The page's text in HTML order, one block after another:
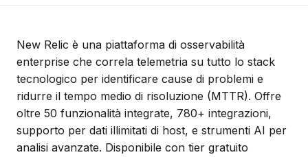
New Relic è una piattaforma di osservabilità
enterprise che correla telemetria su tutto lo stack
tecnologico per identificare cause di problemi e
ridurre il tempo medio di risoluzione (MTTR). Offre
oltre 50 funzionalità integrate, 780+ integrazioni,
supporto per dati illimitati di host, e strumenti AI per
analisi avanzate. Disponibile con tier gratuito